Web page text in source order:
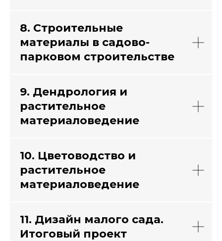
8. Строительные
материалы в садово-
парковом строительстве
9. Дендрология и
растительное
материаловедение
10. Цветоводство и
растительное
материаловедение
11. Дизайн малого сада.
Итоговый проект